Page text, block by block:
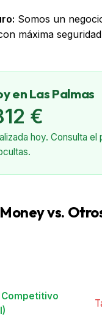
Somos un
máxima
en Las Palmas
€
hoy. Consulta
vs.
Competitivo